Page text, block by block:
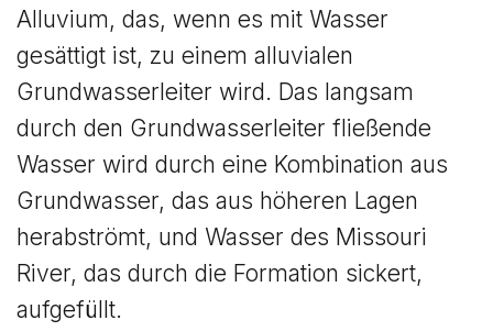
Alluvium, das, wenn es mit Wasser
gesättigt ist, zu einem alluvialen
Grundwasserleiter wird. Das langsam
durch den Grundwasserleiter fließende
Wasser wird durch eine Kombination aus
Grundwasser, das aus höheren Lagen
herabströmt, und Wasser des Missouri
River, das durch die Formation sickert,
aufgefüllt.